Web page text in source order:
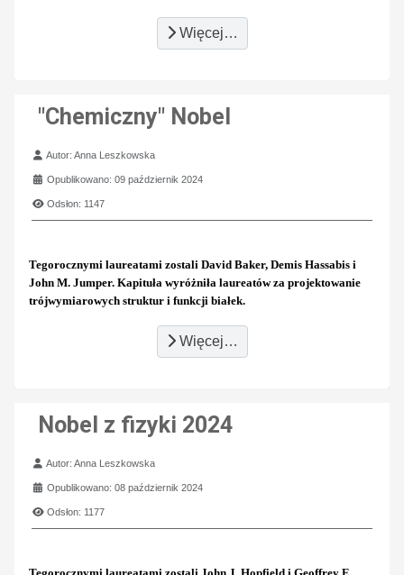
Więcej…
"Chemiczny" Nobel
Szczegóły
Autor:Anna Leszkowska
Opublikowano: 09 październik 2024
Odsłon: 1147
Tegorocznymi laureatami zostali David Baker, Demis Hassabis i
John M. Jumper. Kapituła wyróżniła laureatów za projektowanie
trójwymiarowych struktur i funkcji białek.
Więcej…
Nobel z fizyki 2024
Szczegóły
Autor:Anna Leszkowska
Opublikowano: 08 październik 2024
Odsłon: 1177